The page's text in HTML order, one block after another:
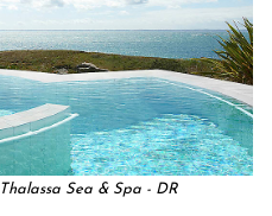
Sea & Spa - DR